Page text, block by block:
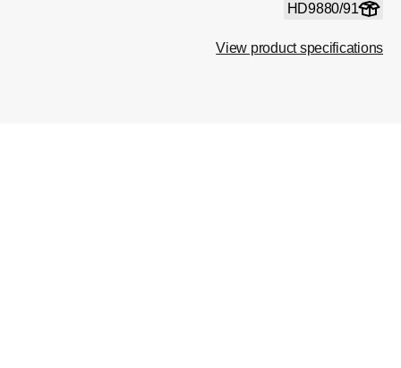
HD9880/91
View product specifications